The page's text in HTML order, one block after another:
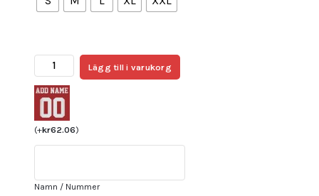
Belgien
Hemmatröja
Herr
VM
2022
Kortärmad
Set
Lägg till i varukorg
(+kr62.06)
Namn / Nummer